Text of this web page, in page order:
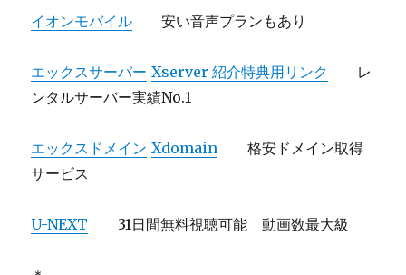
イオンモバイル 安い音声プランもあり
エックスサーバー Xserver 紹介特典用リンク
レ
ンタルサーバー実績No.1
エックスドメイン Xdomain
格安ドメイン取得
サービス
U-NEXT 31日間無料視聴可能 動画数最大級